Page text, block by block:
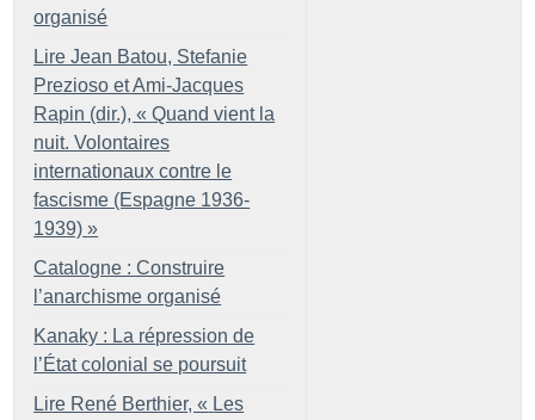
organisé
Lire Jean Batou, Stefanie
Prezioso et Ami-Jacques
Rapin (dir.), « Quand vient la
nuit. Volontaires
internationaux contre le
fascisme (Espagne 1936-
1939) »
Catalogne : Construire
l’anarchisme organisé
Kanaky : La répression de
l’État colonial se poursuit
Lire René Berthier, « Les